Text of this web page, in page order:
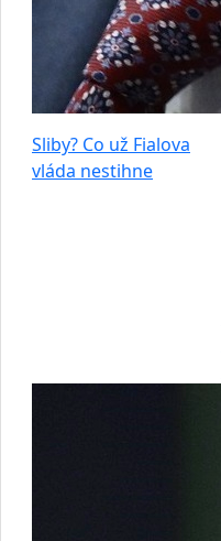
Sliby? Co už Fialova
vláda nestihne